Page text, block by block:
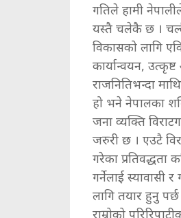
गतिले हामी
यस्तै चलेकै छ ।
विकासको लागि
कार्यान्वयन,
राजनितिभन्दा
हो भने नेपालका
जना व्यक्ति
जरुरी छ । एउटै
गरेका प्रतिवद्धता
गर्नेलाई स्यावासी
लागि तयार हुनु पर्छ
राम्रोको